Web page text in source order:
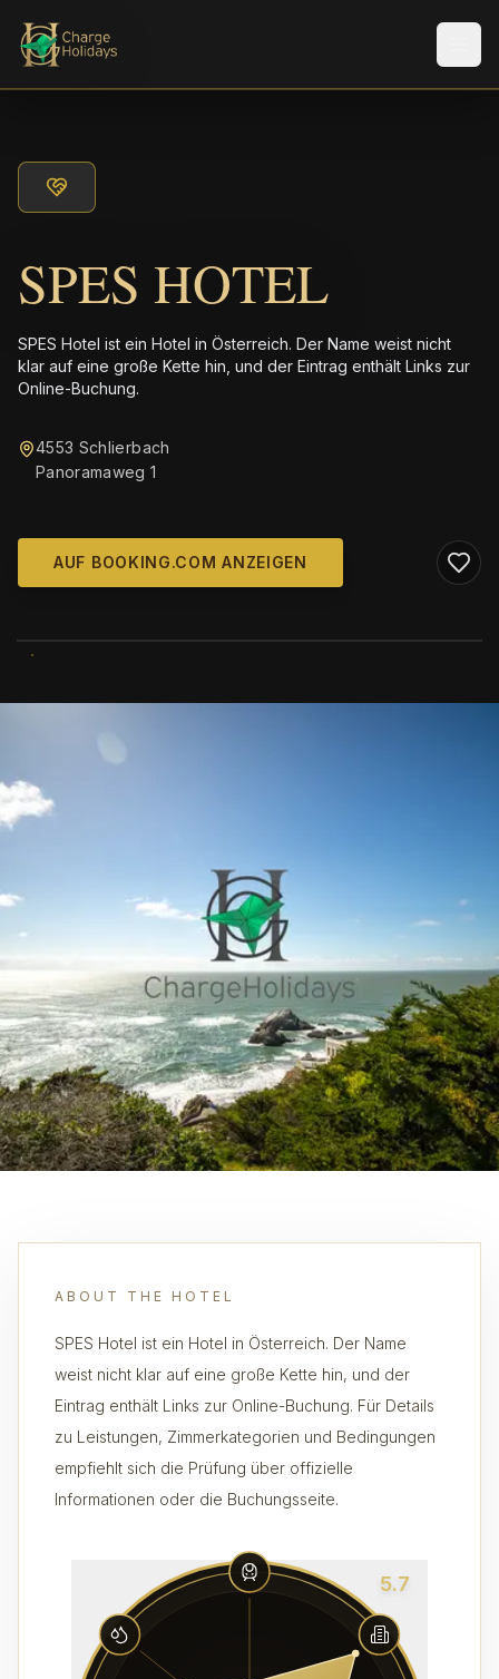
SPES HOTEL
SPES Hotel ist ein Hotel in Österreich. Der Name weist nicht
klar auf eine große Kette hin, und der Eintrag enthält Links zur
Online-Buchung.
4553 Schlierbach
Panoramaweg 1
AUF BOOKING.COM ANZEIGEN
ABOUT THE HOTEL
SPES Hotel ist ein Hotel in Österreich. Der Name
weist nicht klar auf eine große Kette hin, und der
Eintrag enthält Links zur Online-Buchung. Für Details
zu Leistungen, Zimmerkategorien und Bedingungen
empfiehlt sich die Prüfung über offizielle
Informationen oder die Buchungsseite.
5.7